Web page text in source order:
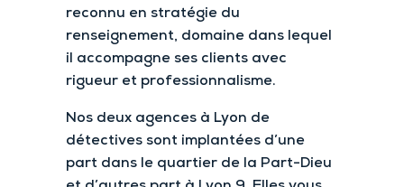
reconnu en stratégie du
renseignement, domaine dans lequel
il accompagne ses clients avec
rigueur et professionnalisme.
Nos deux agences à Lyon de
détectives sont implantées d’une
part dans le quartier de la Part-Dieu